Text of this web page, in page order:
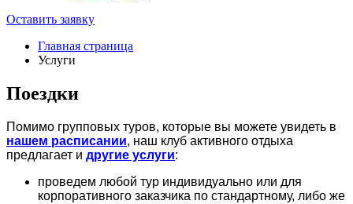
Оставить заявку
Главная страница
Услуги
Поездки
Помимо групповых туров, которые вы можете увидеть в
нашем расписании, наш клуб активного отдыха
предлагает и другие услуги:
проведем любой тур индивидуально или для
корпоративного заказчика по стандартному, либо же